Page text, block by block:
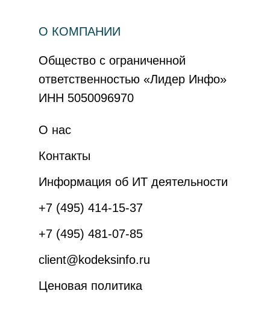
+7 (495) 414-15-37
+7 (495) 481-07-85
client@kodeksinfo.ru
Информация об ИТ деятельности
Ценовая политика
Контакты
О нас
О КОМПАНИИ
Общество с ограниченной
ответственностью «Лидер Инфо»
ИНН 5050096970